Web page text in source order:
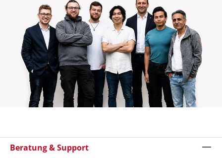
Beratung & Support